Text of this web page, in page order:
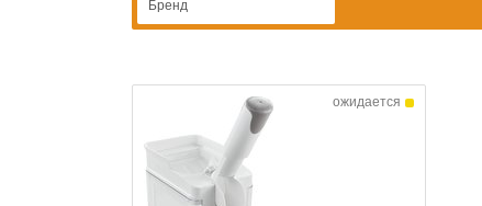
Бренд
ожидается